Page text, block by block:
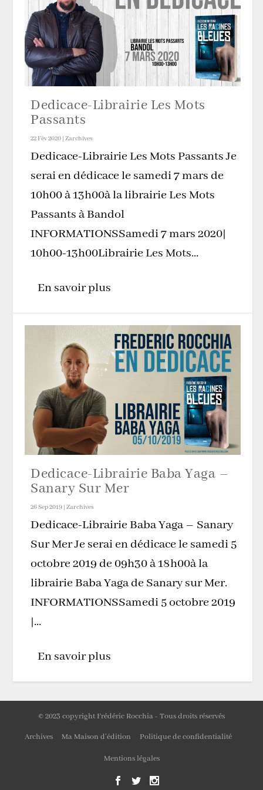
Dedicace-Librairie Les Mots
Passants
22 Fév 2020 |Zarchives
Dedicace-Librairie Les Mots Passants Je
serai en dédicace le samedi 7 mars de
10h00 à 13h00à la librairie Les Mots
Passants à Bandol
INFORMATIONSSamedi 7 mars 2020|
10h00-13h00Librairie Les Mots...
En savoir plus
Dedicace-Librairie Baba Yaga –
Sanary Sur Mer
26 Sep 2019 |Zarchives
Dedicace-Librairie Baba Yaga – Sanary
Sur Mer Je serai en dédicace le samedi 5
octobre 2019 de 09h30 à 18h00à la
librairie Baba Yaga de Sanary sur Mer.
INFORMATIONSSamedi 5 octobre 2019
|...
En savoir plus
© 2023 copyright Frédéric Rocchia - Tous droits réservés
Archives Ma Maison d’édition Politique de confidentialité
Mentions légales